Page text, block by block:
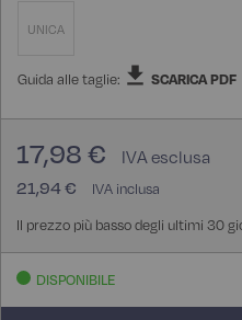
UNICA
Guida alle taglie: SCARICA PDF
21,94 €
17,98 €
Il prezzo più basso degli ultimi 30
DISPONIBILE